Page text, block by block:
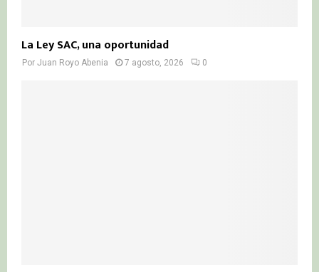
La Ley SAC, una oportunidad
Por Juan Royo Abenia 7 agosto, 2026 0